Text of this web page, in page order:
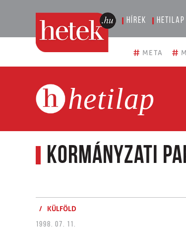
Hírek Hetilap
# META #
hetilap
Kormányzati
/ KÜLFÖLD
1998. 07. 11.